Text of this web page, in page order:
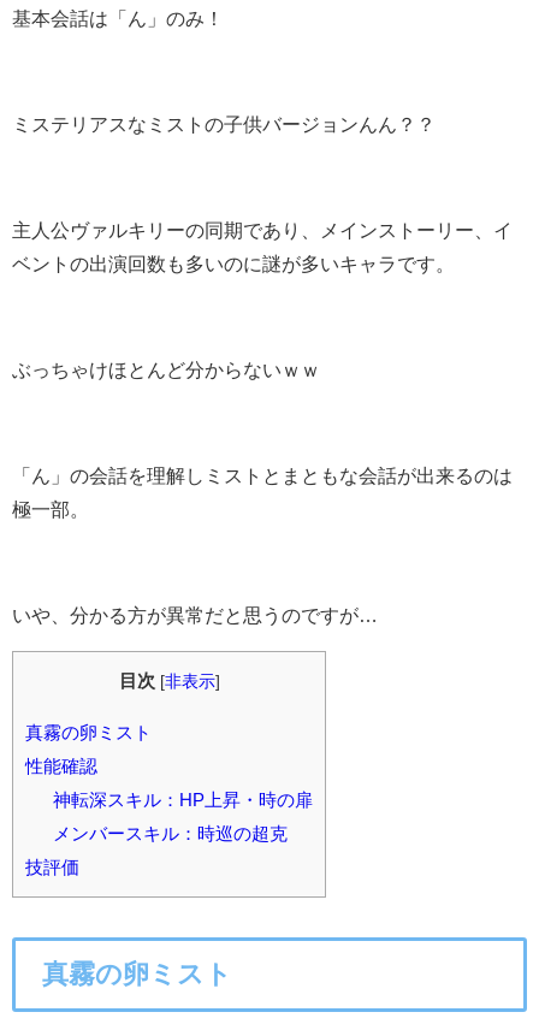
基本会話は「ん」のみ！
ミステリアスなミストの子供バージョンんん？？
主人公ヴァルキリーの同期であり、メインストーリー、イ
ベントの出演回数も多いのに謎が多いキャラです。
ぶっちゃけほとんど分からないｗｗ
「ん」の会話を理解しミストとまともな会話が出来るのは
極一部。
いや、分かる方が異常だと思うのですが…
目次 [非表示]
真霧の卵ミスト
性能確認
神転深スキル：HP上昇・時の扉
メンバースキル：時巡の超克
技評価
真霧の卵ミスト